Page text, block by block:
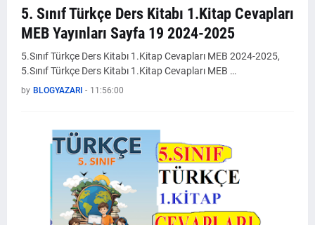
5. Sınıf Türkçe Ders Kitabı 1.Kitap Cevapları
MEB Yayınları Sayfa 19 2024-2025
5.Sınıf Türkçe Ders Kitabı 1.Kitap Cevapları MEB 2024-2025,
5.Sınıf Türkçe Ders Kitabı 1.Kitap Cevapları MEB …
by BLOGYAZARI - 11:56:00